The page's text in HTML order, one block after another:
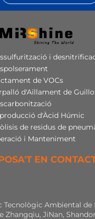
i
de VOCs
d'Aïllament de
d'Àcid Húmic
de residus de
i Manteniment
EN
Tecnològic Ambiental de
Zhangqiu, JiNan,